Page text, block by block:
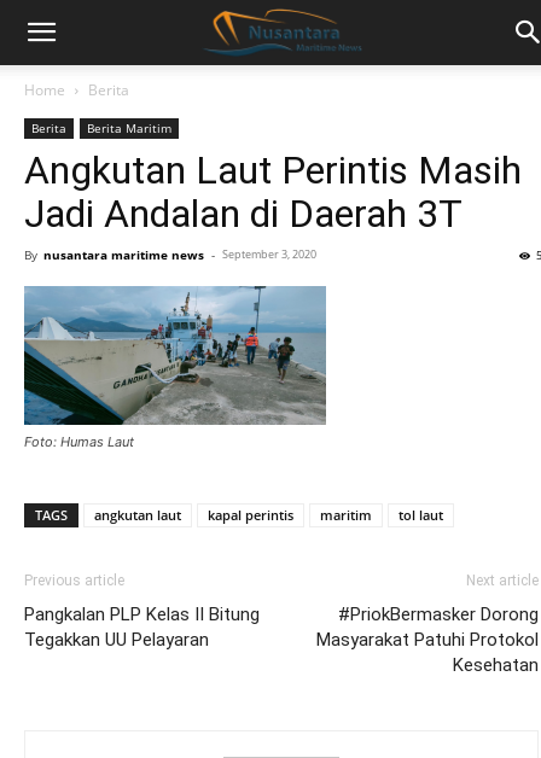
Home Berita
Berita Berita Maritim
Angkutan Laut Perintis Masih
Jadi Andalan di Daerah 3T
By nusantara maritime news - September 3, 2020
Foto: Humas Laut
TAGS angkutan laut kapal perintis maritim tol laut
Previous article
Pangkalan PLP Kelas II Bitung
Tegakkan UU Pelayaran
Next article
#PriokBermasker Dorong
Masyarakat Patuhi Protokol
Kesehatan